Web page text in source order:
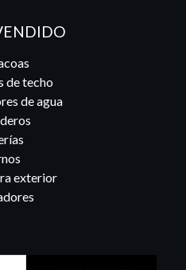
de techo
de agua
exterior